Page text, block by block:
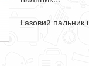
Газовий пальник